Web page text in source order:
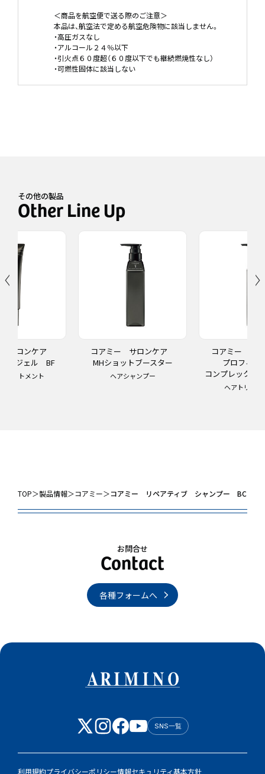
＜商品を航空便で送る際のご注意＞
本品は、航空法で定める航空危険物に該当しません。
・高圧ガスなし
・アルコール２４％以下
・引火点６０度超（６０度以下でも継続燃焼性なし）
・可燃性固体に該当しない
その他の製品
サロンケア
ー ジェル BF
リートメント
コアミー サロンケア
MHショットブースター
ヘアシャンプー
コアミー サ
プロフィ
コンプレックス
ヘアトリー
TOP＞製品情報＞コアミー＞コアミー リペアティブ シャンプー BC
お問合せ
各種フォームへ
SNS一覧
利用規約プライバシーポリシー情報セキュリティ基本方針